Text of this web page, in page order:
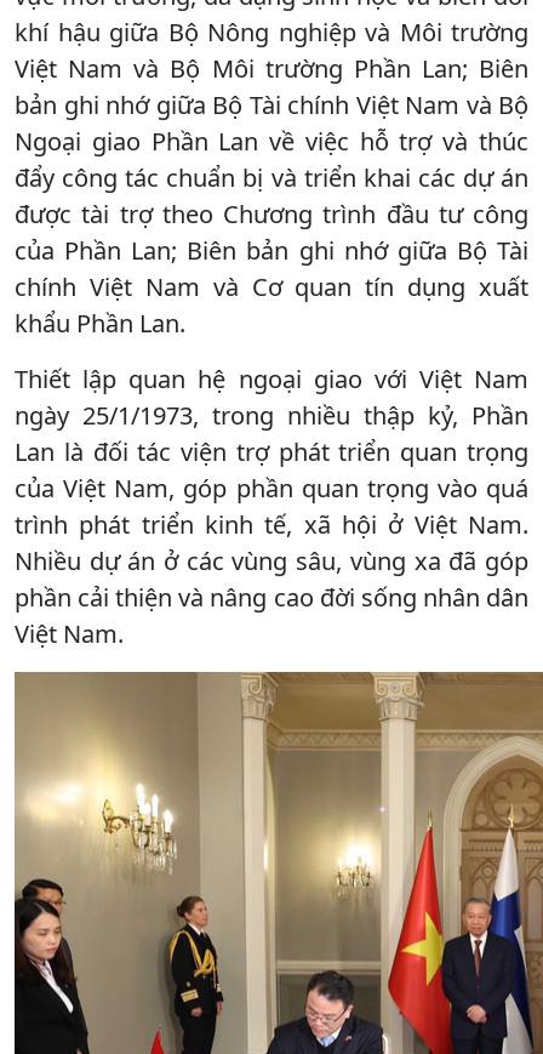
khí hậu giữa Bộ Nông nghiệp và Môi trường
Việt Nam và Bộ Môi trường Phần Lan; Biên
bản ghi nhớ giữa Bộ Tài chính Việt Nam và Bộ
Ngoại giao Phần Lan về việc hỗ trợ và thúc
đẩy công tác chuẩn bị và triển khai các dự án
được tài trợ theo Chương trình đầu tư công
của Phần Lan; Biên bản ghi nhớ giữa Bộ Tài
chính Việt Nam và Cơ quan tín dụng xuất
khẩu Phần Lan.
Thiết lập quan hệ ngoại giao với Việt Nam
ngày 25/1/1973, trong nhiều thập kỷ, Phần
Lan là đối tác viện trợ phát triển quan trọng
của Việt Nam, góp phần quan trọng vào quá
trình phát triển kinh tế, xã hội ở Việt Nam.
Nhiều dự án ở các vùng sâu, vùng xa đã góp
phần cải thiện và nâng cao đời sống nhân dân
Việt Nam.